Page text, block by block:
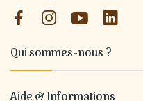
Qui sommes-nous ?